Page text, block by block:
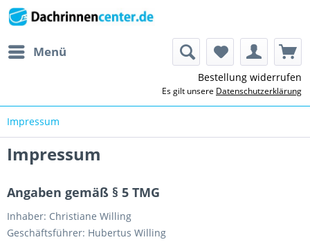
Menü
Bestellung widerrufen
Es gilt unsere Datenschutzerklärung
Impressum
Impressum
Angaben gemäß § 5 TMG
Inhaber: Christiane Willing
Geschäftsführer: Hubertus Willing